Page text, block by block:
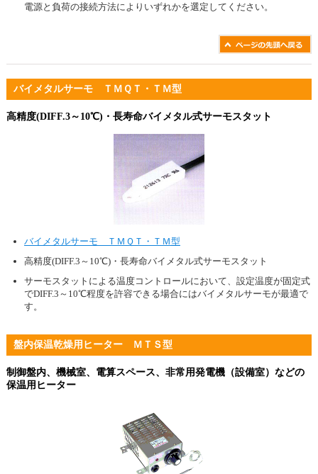
電源と負荷の接続方法によりいずれかを選定してください。
バイメタルサーモ ＴＭＱＴ・ＴＭ型
高精度(DIFF.3～10℃)・長寿命バイメタル式サーモスタット
バイメタルサーモ ＴＭＱＴ・ＴＭ型
高精度(DIFF.3～10℃)・長寿命バイメタル式サーモスタット
サーモスタットによる温度コントロールにおいて、設定温度が固定式
でDIFF.3～10℃程度を許容できる場合にはバイメタルサーモが最適で
す。
盤内保温乾燥用ヒーター ＭＴＳ型
制御盤内、機械室、電算スペース、非常用発電機（設備室）などの
保温用ヒーター